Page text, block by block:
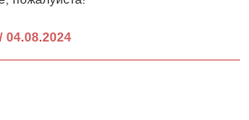
04.08.2024